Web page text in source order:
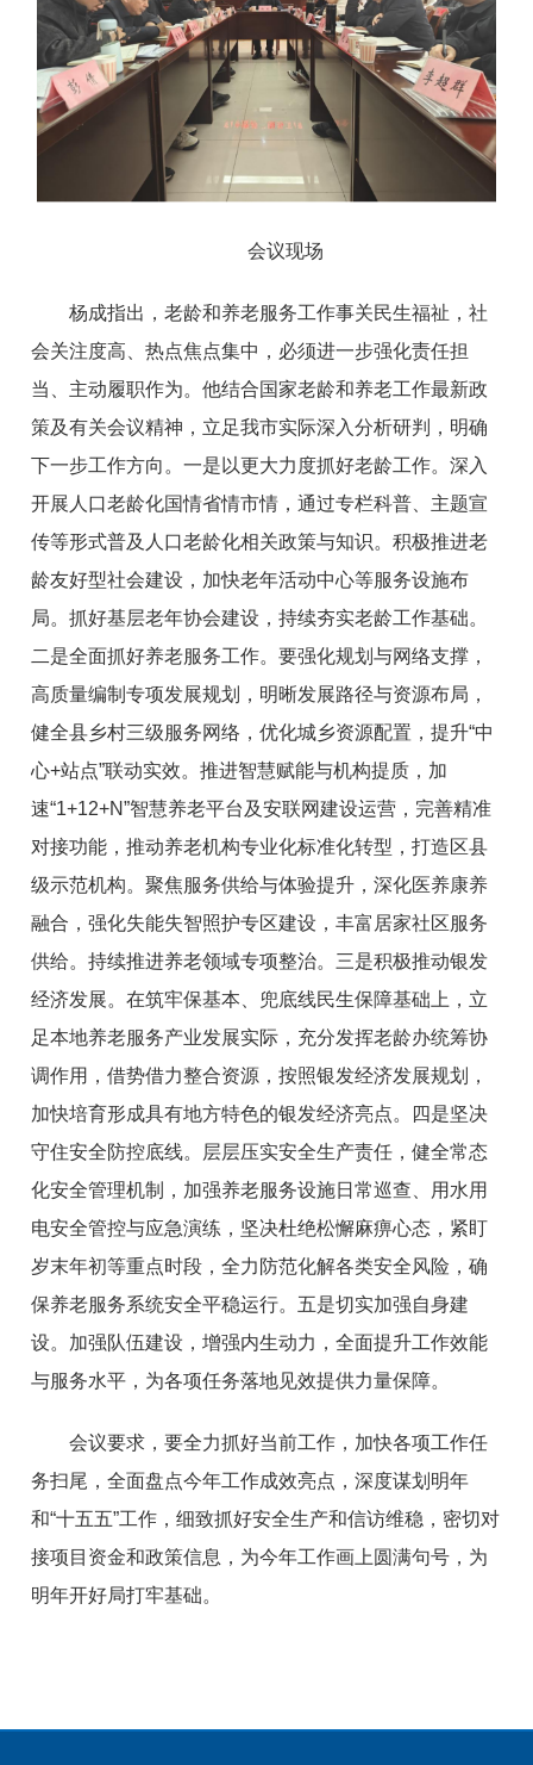
会议现场
杨成指出，老龄和养老服务工作事关民生福祉，社
会关注度高、热点焦点集中，必须进一步强化责任担
当、主动履职作为。他结合国家老龄和养老工作最新政
策及有关会议精神，立足我市实际深入分析研判，明确
下一步工作方向。一是以更大力度抓好老龄工作。深入
开展人口老龄化国情省情市情，通过专栏科普、主题宣
传等形式普及人口老龄化相关政策与知识。积极推进老
龄友好型社会建设，加快老年活动中心等服务设施布
局。抓好基层老年协会建设，持续夯实老龄工作基础。
二是全面抓好养老服务工作。要强化规划与网络支撑，
高质量编制专项发展规划，明晰发展路径与资源布局，
健全县乡村三级服务网络，优化城乡资源配置，提升“中
心+站点”联动实效。推进智慧赋能与机构提质，加
速“1+12+N”智慧养老平台及安联网建设运营，完善精准
对接功能，推动养老机构专业化标准化转型，打造区县
级示范机构。聚焦服务供给与体验提升，深化医养康养
融合，强化失能失智照护专区建设，丰富居家社区服务
供给。持续推进养老领域专项整治。三是积极推动银发
经济发展。在筑牢保基本、兜底线民生保障基础上，立
足本地养老服务产业发展实际，充分发挥老龄办统筹协
调作用，借势借力整合资源，按照银发经济发展规划，
加快培育形成具有地方特色的银发经济亮点。四是坚决
守住安全防控底线。层层压实安全生产责任，健全常态
化安全管理机制，加强养老服务设施日常巡查、用水用
电安全管控与应急演练，坚决杜绝松懈麻痹心态，紧盯
岁末年初等重点时段，全力防范化解各类安全风险，确
保养老服务系统安全平稳运行。五是切实加强自身建
设。加强队伍建设，增强内生动力，全面提升工作效能
与服务水平，为各项任务落地见效提供力量保障。
会议要求，要全力抓好当前工作，加快各项工作任
务扫尾，全面盘点今年工作成效亮点，深度谋划明年
和“十五五”工作，细致抓好安全生产和信访维稳，密切对
接项目资金和政策信息，为今年工作画上圆满句号，为
明年开好局打牢基础。